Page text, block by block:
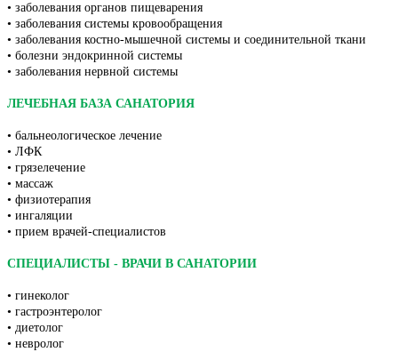
• заболевания органов пищеварения
• заболевания системы кровообращения
• заболевания костно-мышечной системы и соединительной ткани
• болезни эндокринной системы
• заболевания нервной системы
ЛЕЧЕБНАЯ БАЗА САНАТОРИЯ
• бальнеологическое лечение
• ЛФК
• грязелечение
• массаж
• физиотерапия
• ингаляции
• прием врачей-специалистов
СПЕЦИАЛИСТЫ - ВРАЧИ В САНАТОРИИ
• гинеколог
• гастроэнтеролог
• диетолог
• невролог